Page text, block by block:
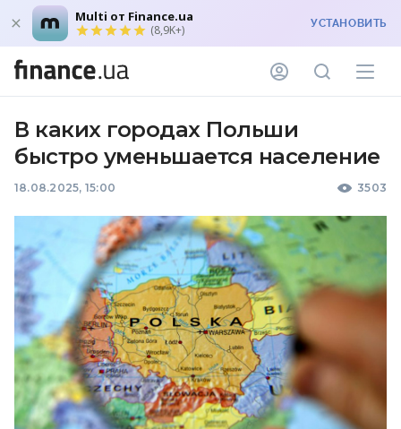
Multi от Finance.ua
(8,9K+) УСТАНОВИТЬ
В каких городах Польши
быстро уменьшается население
18.08.2025, 15:00 3503